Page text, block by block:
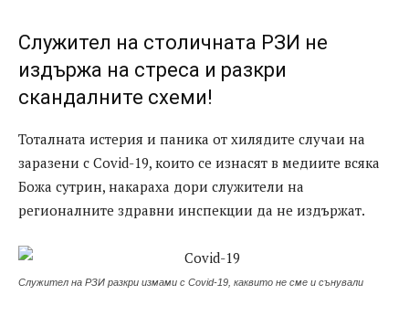
Служител на столичната РЗИ не
издържа на стреса и разкри
скандалните схеми!
Тоталната истерия и паника от хилядите случаи на
заразени с Covid-19, които се изнасят в медиите всяка
Божа сутрин, накараха дори служители на
регионалните здравни инспекции да не издържат.
Служител на РЗИ разкри измами с Covid-19, каквито не сме и сънували